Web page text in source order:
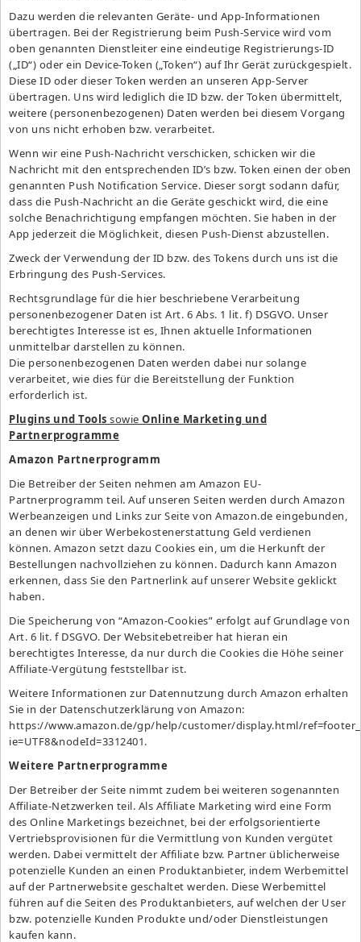
Dazu werden die relevanten Geräte- und App-Informationen
übertragen. Bei der Registrierung beim Push-Service wird vom
oben genannten Dienstleiter eine eindeutige Registrierungs-ID
(„ID“) oder ein Device-Token („Token“) auf Ihr Gerät zurückgespielt.
Diese ID oder dieser Token werden an unseren App-Server
übertragen. Uns wird lediglich die ID bzw. der Token übermittelt,
weitere (personenbezogenen) Daten werden bei diesem Vorgang
von uns nicht erhoben bzw. verarbeitet.
Wenn wir eine Push-Nachricht verschicken, schicken wir die
Nachricht mit den entsprechenden ID’s bzw. Token einen der oben
genannten Push Notification Service. Dieser sorgt sodann dafür,
dass die Push-Nachricht an die Geräte geschickt wird, die eine
solche Benachrichtigung empfangen möchten. Sie haben in der
App jederzeit die Möglichkeit, diesen Push-Dienst abzustellen.
Zweck der Verwendung der ID bzw. des Tokens durch uns ist die
Erbringung des Push-Services.
Rechtsgrundlage für die hier beschriebene Verarbeitung
personenbezogener Daten ist Art. 6 Abs. 1 lit. f) DSGVO. Unser
berechtigtes Interesse ist es, Ihnen aktuelle Informationen
unmittelbar darstellen zu können.
Die personenbezogenen Daten werden dabei nur solange
verarbeitet, wie dies für die Bereitstellung der Funktion
erforderlich ist.
Plugins und Tools sowie Online Marketing und
Partnerprogramme
Amazon Partnerprogramm
Die Betreiber der Seiten nehmen am Amazon EU-
Partnerprogramm teil. Auf unseren Seiten werden durch Amazon
Werbeanzeigen und Links zur Seite von Amazon.de eingebunden,
an denen wir über Werbekostenerstattung Geld verdienen
können. Amazon setzt dazu Cookies ein, um die Herkunft der
Bestellungen nachvollziehen zu können. Dadurch kann Amazon
erkennen, dass Sie den Partnerlink auf unserer Website geklickt
haben.
Die Speicherung von “Amazon-Cookies” erfolgt auf Grundlage von
Art. 6 lit. f DSGVO. Der Websitebetreiber hat hieran ein
berechtigtes Interesse, da nur durch die Cookies die Höhe seiner
Affiliate-Vergütung feststellbar ist.
Weitere Informationen zur Datennutzung durch Amazon erhalten
Sie in der Datenschutzerklärung von Amazon:
https://www.amazon.de/gp/help/customer/display.html/
ie=UTF8&nodeId=3312401.
Weitere Partnerprogramme
Der Betreiber der Seite nimmt zudem bei weiteren sogenannten
Affiliate-Netzwerken teil. Als Affiliate Marketing wird eine Form
des Online Marketings bezeichnet, bei der erfolgsorientierte
Vertriebsprovisionen für die Vermittlung von Kunden vergütet
werden. Dabei vermittelt der Affiliate bzw. Partner üblicherweise
potenzielle Kunden an einen Produktanbieter, indem Werbemittel
auf der Partnerwebsite geschaltet werden. Diese Werbemittel
führen auf die Seiten des Produktanbieters, auf welchen der User
bzw. potenzielle Kunden Produkte und/oder Dienstleistungen
kaufen kann.